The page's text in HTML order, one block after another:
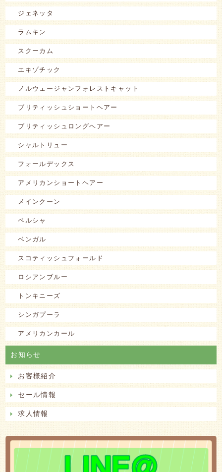
ジェネッタ
ラムキン
スクーカム
エキゾチック
ノルウェージャンフォレストキャット
ブリティッシュショートヘアー
ブリティッシュロングヘアー
シャルトリュー
フォールデックス
アメリカンショートヘアー
メインクーン
ペルシャ
ベンガル
スコティッシュフォールド
ロシアンブルー
トンキニーズ
シンガプーラ
アメリカンカール
お知らせ
お客様紹介
セール情報
求人情報